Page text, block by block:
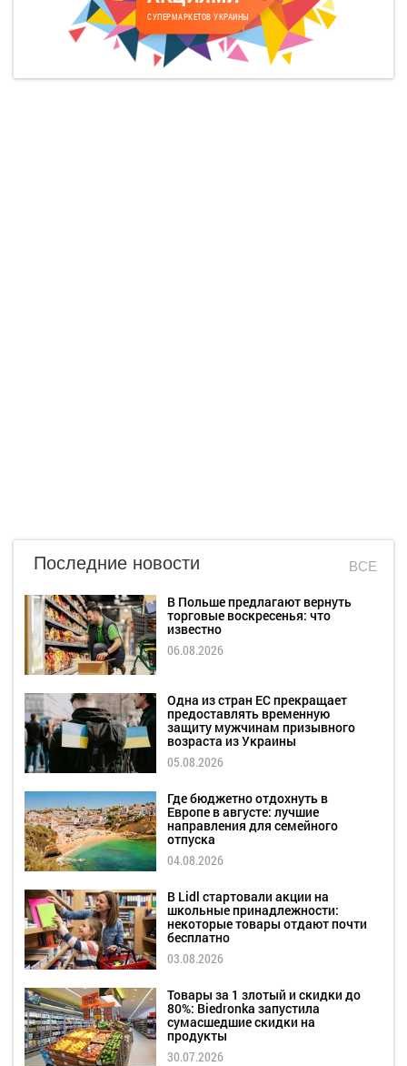
СУПЕРМАРКЕТОВ УКРАИНЫ
Последние новости ВСЕ
В Польше предлагают вернуть
торговые воскресенья: что
известно
06.08.2026
Одна из стран ЕС прекращает
предоставлять временную
защиту мужчинам призывного
возраста из Украины
05.08.2026
Где бюджетно отдохнуть в
Европе в августе: лучшие
направления для семейного
отпуска
04.08.2026
В Lidl стартовали акции на
школьные принадлежности:
некоторые товары отдают почти
бесплатно
03.08.2026
Товары за 1 злотый и скидки до
80%: Biedronka запустила
сумасшедшие скидки на
продукты
30.07.2026